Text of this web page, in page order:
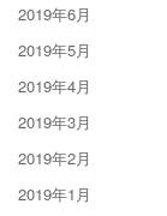
2019年6月
2019年5月
2019年4月
2019年3月
2019年2月
2019年1月